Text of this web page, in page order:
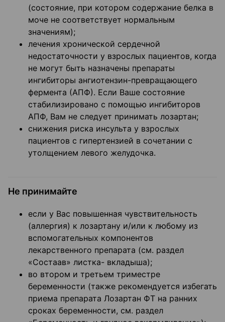
(состояние, при котором содержание белка в
моче не соответствует нормальным
значениям);
лечения хронической сердечной
недостаточности у взрослых пациентов, когда
не могут быть назначены препараты
ингибиторы ангиотензин-превращающего
фермента (АПФ). Если Ваше состояние
стабилизировано с помощью ингибиторов
АПФ, Вам не следует принимать лозартан;
снижения риска инсульта у взрослых
пациентов с гипертензией в сочетании с
утолщением левого желудочка.
Не принимайте
если у Вас повышенная чувствительность
(аллергия) к лозартану и/или к любому из
вспомогательных компонентов
лекарственного препарата (см. раздел
«Состаав» листка- вкладыша);
во втором и третьем триместре
беременности (также рекомендуется избегать
приема препарата Лозартан ФТ на ранних
сроках беременности, см. раздел